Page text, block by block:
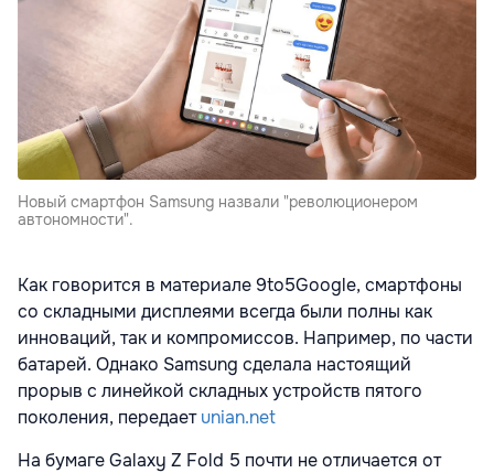
Новый смартфон Samsung назвали "революционером
автономности".
Как говорится в материале 9to5Google, смартфоны
со складными дисплеями всегда были полны как
инноваций, так и компромиссов. Например, по части
батарей. Однако Samsung сделала настоящий
прорыв с линейкой складных устройств пятого
поколения, передаетunian.net
На бумаге Galaxy Z Fold 5 почти не отличается от